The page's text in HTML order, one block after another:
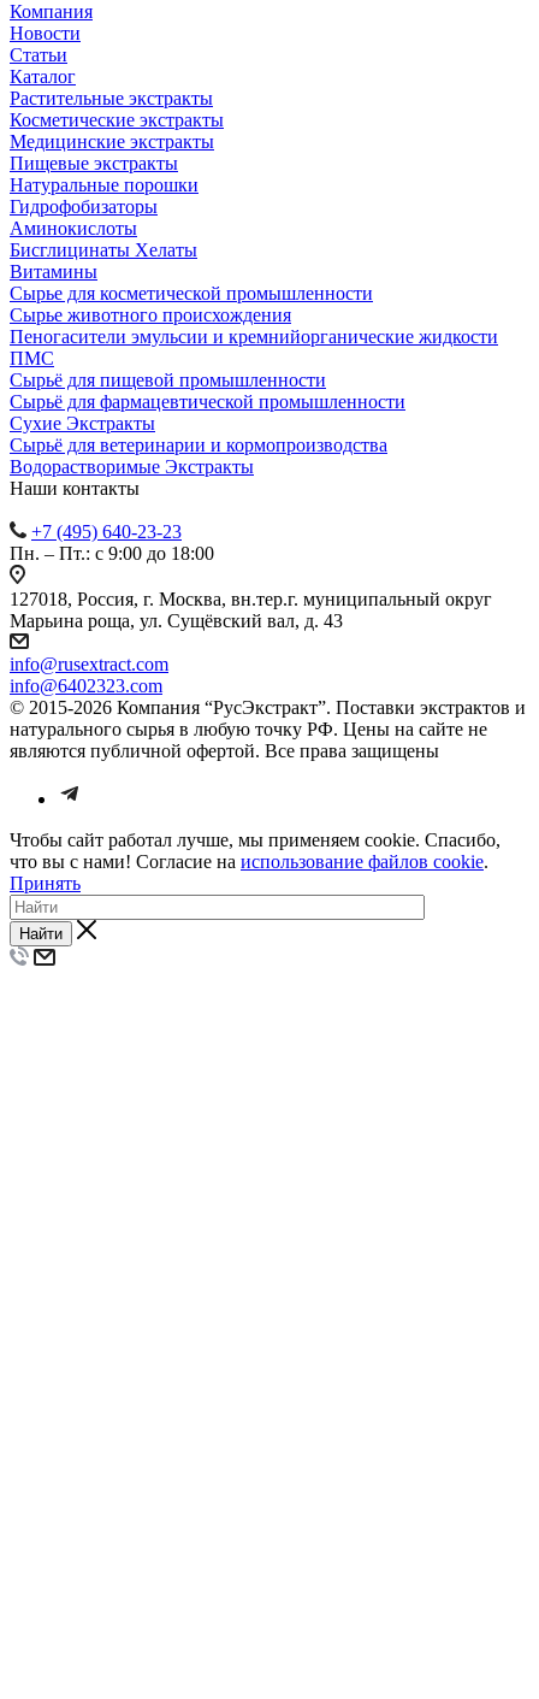
Компания
Новости
Статьи
Каталог
Растительные экстракты
Косметические экстракты
Медицинские экстракты
Пищевые экстракты
Натуральные порошки
Гидрофобизаторы
Аминокислоты
Бисглицинаты Хелаты
Витамины
Сырье для косметической промышленности
Сырье животного происхождения
Пеногасители эмульсии и кремнийорганические жидкости
ПМС
Сырьё для пищевой промышленности
Сырьё для фармацевтической промышленности
Сухие Экстракты
Сырьё для ветеринарии и кормопроизводства
Водорастворимые Экстракты
Наши контакты
+7 (495) 640-23-23
Пн. – Пт.: с 9:00 до 18:00
127018, Россия, г. Москва, вн.тер.г. муниципальный округ
Марьина роща, ул. Сущёвский вал, д. 43
info@rusextract.com
info@6402323.com
© 2015-2026 Компания “РусЭкстракт”. Поставки экстрактов и
натурального сырья в любую точку РФ. Цены на сайте не
являются публичной офертой. Все права защищены
Чтобы сайт работал лучше, мы применяем cookie. Спасибо,
что вы с нами! Согласие на использование файлов cookie.
Принять
Найти